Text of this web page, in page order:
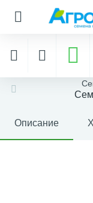
Описание